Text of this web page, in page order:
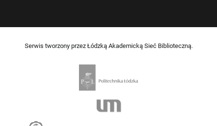
Serwis tworzony przez Łódzką Akademicką Sieć Biblioteczną.